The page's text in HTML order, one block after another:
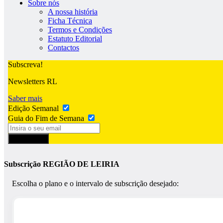
Sobre nós
A nossa história
Ficha Técnica
Termos e Condições
Estatuto Editorial
Contactos
Subscreva!
Newsletters RL
Saber mais
Edição Semanal
Guia do Fim de Semana
Subscrição REGIÃO DE LEIRIA
Escolha o plano e o intervalo de subscrição desejado: